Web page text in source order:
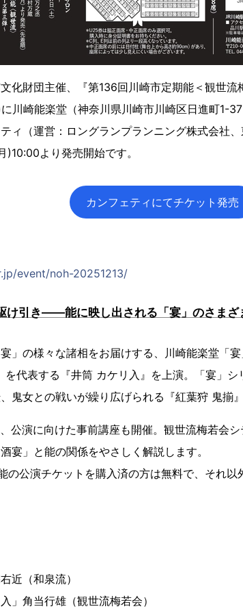
化財団主催、『第136回川崎市定期能＜観世
川崎能楽堂（神奈川県川崎市川崎区日進町1-37
ィ（運営：ロングランプランニング株式会社
)10:00より発売開始です。
カンフェティにてチケット発売
event/noh-20251213/
け引き――能に映し出される「宴」のさまざ
」の様々な諸相をお届けする、川崎能楽堂「宴
を代表する『井筒 カケリ入』を上演。「宴」
鬼女との戦いが繰り広げられる『紅葉狩 鬼揃
公演に向けた事前講座も開催。観世流梅若会
宴」と能の関係をやさしく解説します。
の公演チケットを購入済の方は無料で、それ以
近（和泉流）
角当行雄（観世流梅若会）